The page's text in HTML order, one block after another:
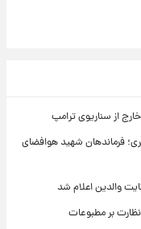
از سناریوی ترامپ
فرماندهان شهید هوافضای
والدین اعلام شد
بر مطبوعات